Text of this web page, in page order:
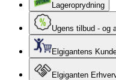
Lageroprydning
Ugens tilbud - og
Elgigantens
Elgiganten